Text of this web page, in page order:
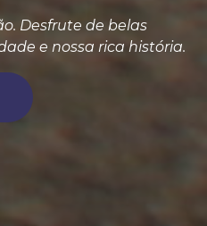
Desfrute de belas
e nossa rica história.